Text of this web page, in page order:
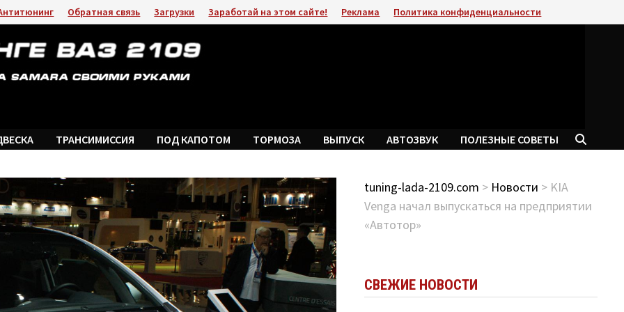
Обратная связь Загрузки Заработай на этом сайте! Реклама Политика конфиденциальности
ТРАНСИМИССИЯ ПОД КАПОТОМ ТОРМОЗА ВЫПУСК АВТОЗВУК ПОЛЕЗНЫЕ СОВЕТЫ
tuning-lada-2109.com > Новости > KIA
Venga начал выпускаться на предприятии
«Автотор»
СВЕЖИЕ НОВОСТИ